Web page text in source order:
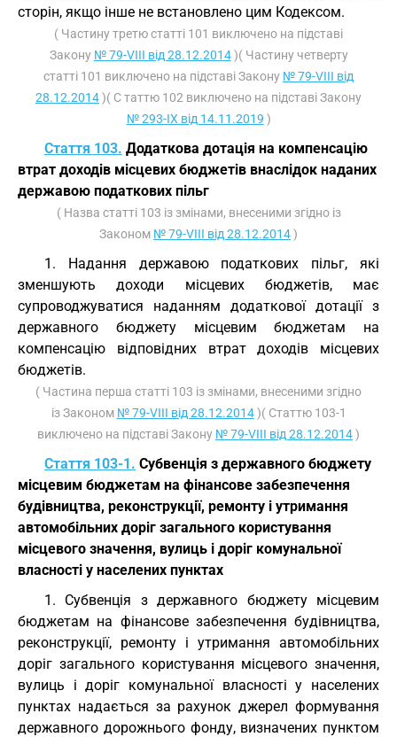
сторін, якщо інше не встановлено цим Кодексом.
( Частину третю статті 101 виключено на підставі
Закону № 79-VIII від 28.12.2014)( Частину четверту
статті 101 виключено на підставі Закону № 79-VIII від
28.12.2014)( С таттю 102 виключено на підставі Закону
№ 293-IX від 14.11.2019 )
Стаття 103. Додаткова дотація на компенсацію
втрат доходів місцевих бюджетів внаслідок наданих
державою податкових пільг
( Назва статті 103 із змінами, внесеними згідно із
Законом № 79-VIII від 28.12.2014)
1. Надання державою податкових пільг, які
зменшують доходи місцевих бюджетів, має
супроводжуватися наданням додаткової дотації з
державного бюджету місцевим бюджетам на
компенсацію відповідних втрат доходів місцевих
бюджетів.
( Частина перша статті 103 із змінами, внесеними згідно
із Законом № 79-VIII від 28.12.2014)( Статтю 103-1
виключено на підставі Закону № 79-VIII від 28.12.2014)
Стаття 103-1. Субвенція з державного бюджету
місцевим бюджетам на фінансове забезпечення
будівництва, реконструкції, ремонту і утримання
автомобільних доріг загального користування
місцевого значення, вулиць і доріг комунальної
власності у населених пунктах
1. Субвенція з державного бюджету місцевим
бюджетам на фінансове забезпечення будівництва,
реконструкції, ремонту і утримання автомобільних
доріг загального користування місцевого значення,
вулиць і доріг комунальної власності у населених
пунктах надається за рахунок джерел формування
державного дорожнього фонду, визначених пунктом